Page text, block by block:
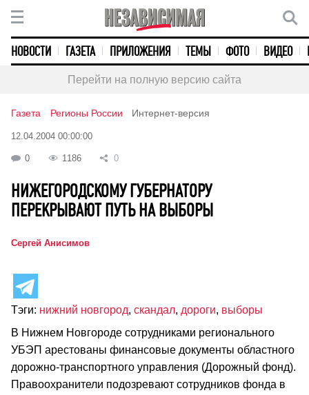
НОВОСТИ ГАЗЕТА ПРИЛОЖЕНИЯ ТЕМЫ ФОТО ВИДЕО
Перейти на полную версию сайта
Газета Регионы России Интернет-версия
12.04.2004 00:00:00
0 1186 0
НИЖЕГОРОДСКОМУ ГУБЕРНАТОРУ
ПЕРЕКРЫВАЮТ ПУТЬ НА ВЫБОРЫ
Сергей Анисимов
Тэги: нижний новгород, скандал, дороги, выборы
В Нижнем Новгороде сотрудниками регионального
УБЭП арестованы финансовые документы областного
дорожно-транспортного управления (Дорожный фонд).
Правоохранители подозревают сотрудников фонда в